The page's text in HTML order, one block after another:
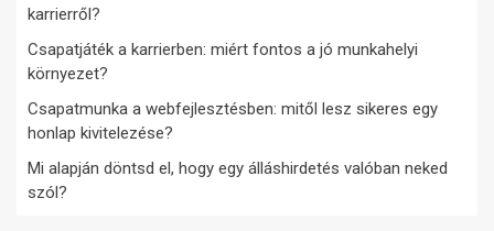
karrierről?
Csapatjáték a karrierben: miért fontos a jó munkahelyi
környezet?
Csapatmunka a webfejlesztésben: mitől lesz sikeres egy
honlap kivitelezése?
Mi alapján döntsd el, hogy egy álláshirdetés valóban neked
szól?